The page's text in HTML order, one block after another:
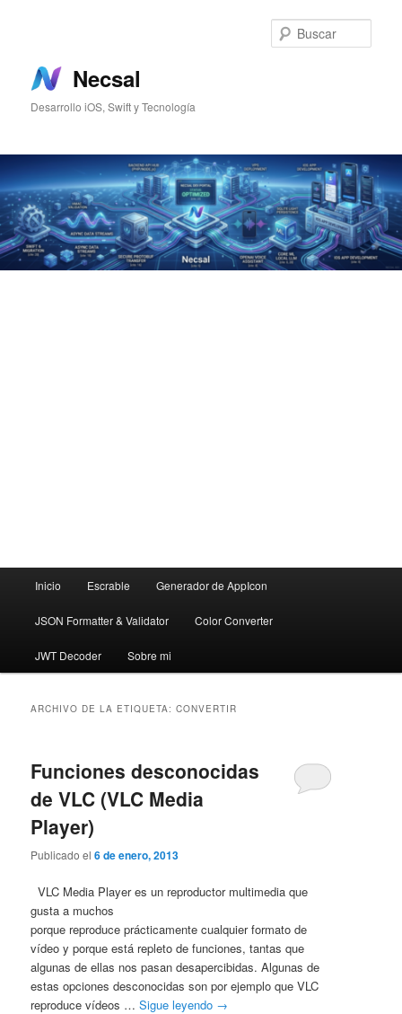
principal
secundario
Necsal
Desarrollo iOS, Swift y Tecnología
Inicio Escrable Generador de AppIcon
JSON Formatter & Validator Color Converter
JWT Decoder Sobre mi
ARCHIVO DE LA ETIQUETA:CONVERTIR
Funciones desconocidas
de VLC (VLC Media
Player)
Publicado el6 de enero, 2013
VLC Media Player es un reproductor multimedia que
gusta a muchos
porque reproduce prácticamente cualquier formato de
vídeo y porque está repleto de funciones, tantas que
algunas de ellas nos pasan desapercibidas. Algunas de
estas opciones desconocidas son por ejemplo que VLC
reproduce vídeos …Sigue leyendo →